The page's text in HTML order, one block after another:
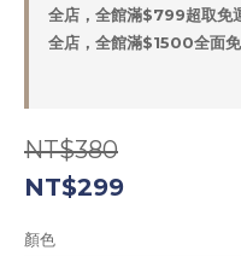
全店，全館滿$799超取免
全店，全館滿$1500全面
NT$380
NT$299
顏色